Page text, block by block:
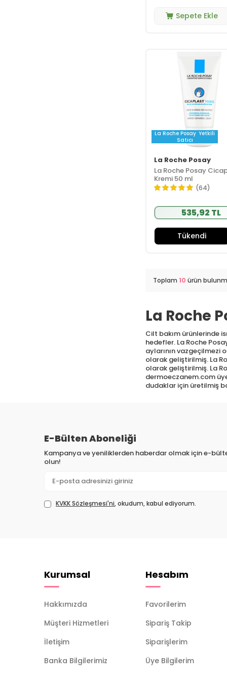
Sepete Ekle
La Roche Posay Yetkili
Satıcı
La Roche Posay
La Roche Posay
Kremi 50 ml
(64)
535,92 TL
Tükendi
Toplam 10 ürün
La Roche
Cilt bakım ürünlerinde
hedefler. La Roche
aylarının vazgeçilmezi
olarak geliştirilmiş. La
olarak geliştirilmiş. La
dermoeczanem.com
dudaklar için üretilmiş
E-Bülten Aboneliği
Kampanya ve yeniliklerden haberdar olmak için e-
olun!
KVKK Sözleşmesi'ni, okudum, kabul ediyorum.
Kurumsal
Hakkımızda
Müşteri Hizmetleri
İletişim
Banka Bilgilerimiz
Hesabım
Favorilerim
Sipariş Takip
Siparişlerim
Üye Bilgilerim